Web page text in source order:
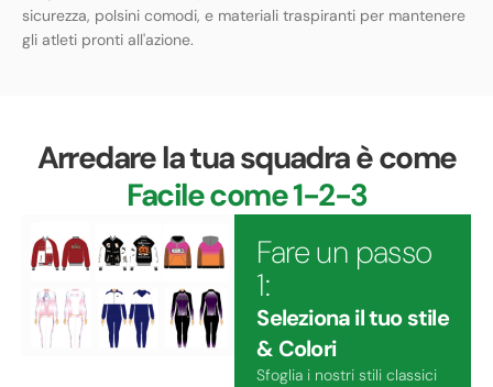
sicurezza, polsini comodi, e materiali traspiranti per mantenere
gli atleti pronti all'azione.
Arredare la tua squadra è come
Facile come 1-2-3
Fare un passo
1:
Seleziona il tuo stile
& Colori
Sfoglia i nostri stili classici